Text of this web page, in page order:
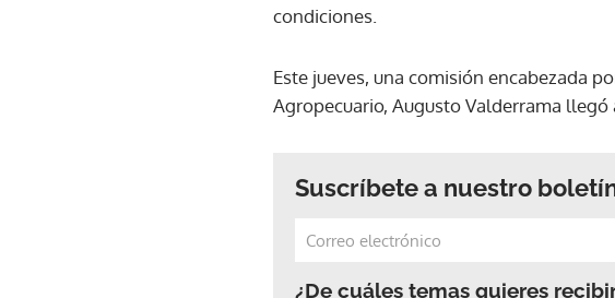
condiciones.
Este jueves, una comisión encabezada
Agropecuario, Augusto Valderrama
Suscríbete a nuestro
¿De cuáles temas quieres